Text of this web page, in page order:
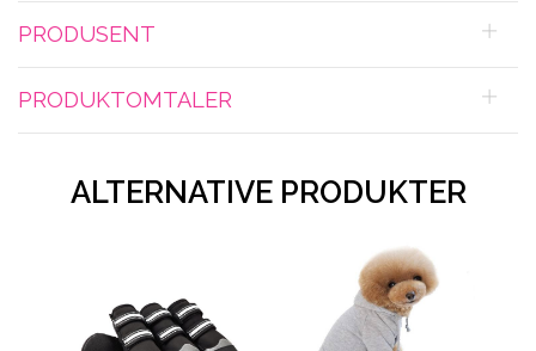
PRODUSENT
PRODUKTOMTALER
ALTERNATIVE PRODUKTER